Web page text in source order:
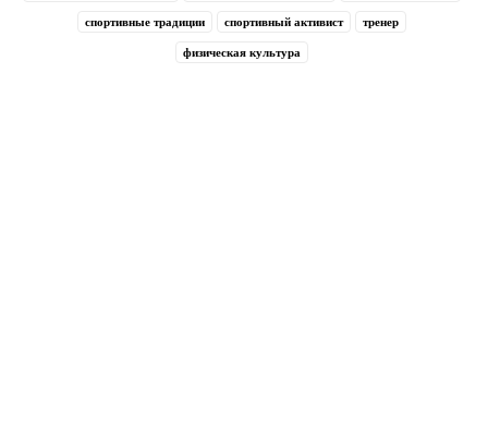
спортивные традиции спортивный активист тренер
физическая культура